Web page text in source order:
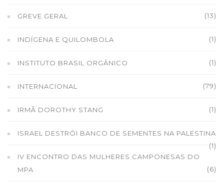
GREVE GERAL (13)
INDÍGENA E QUILOMBOLA (1)
INSTITUTO BRASIL ORGÂNICO (1)
INTERNACIONAL (79)
IRMÃ DOROTHY STANG (1)
ISRAEL DESTRÓI BANCO DE SEMENTES NA PALESTINA
(1)
IV ENCONTRO DAS MULHERES CAMPONESAS DO
MPA
(6)